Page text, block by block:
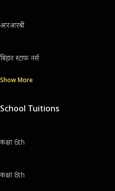
आरआरबी
बिहार स्टाफ नर्स
Show More
School Tuitions
कक्षा 6th
कक्षा 8th